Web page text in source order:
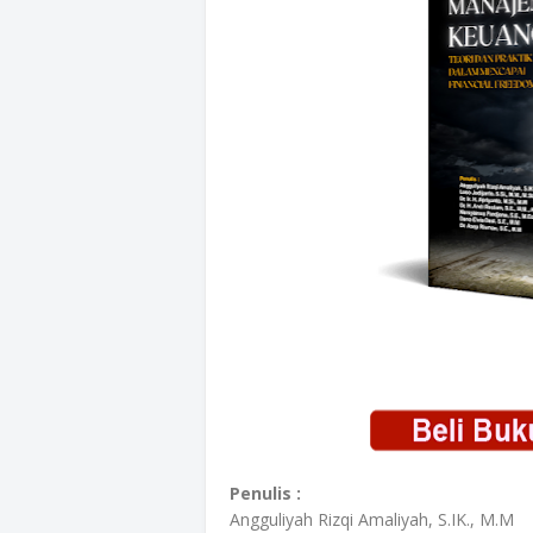
Penulis :
Angguliyah Rizqi Amaliyah, S.IK., M.M